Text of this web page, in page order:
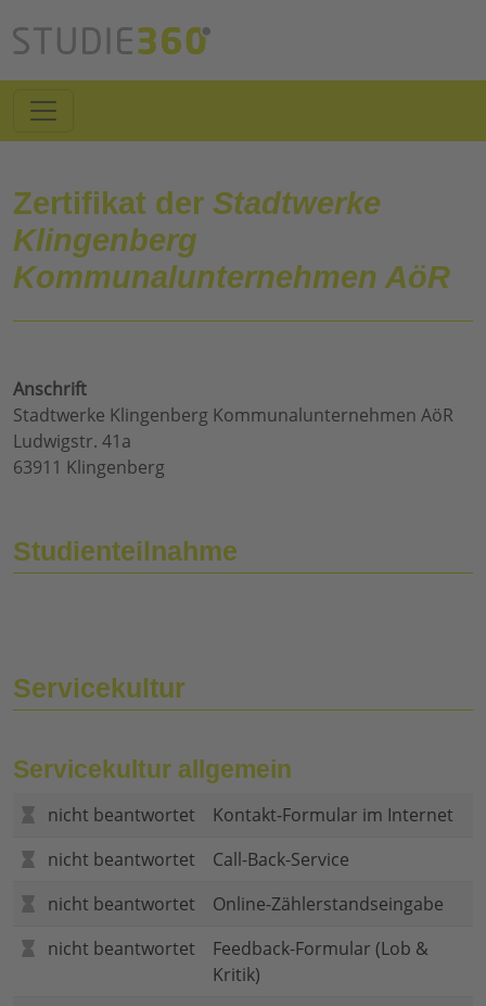
Zertifikat der Stadtwerke
Klingenberg
Kommunalunternehmen AöR
Anschrift
Stadtwerke Klingenberg Kommunalunternehmen AöR
Ludwigstr. 41a
63911 Klingenberg
Studienteilnahme
Servicekultur
Servicekultur allgemein
nicht beantwortet
Kontakt-Formular im Internet
nicht beantwortet
Call-Back-Service
nicht beantwortet
Online-Zählerstandseingabe
nicht beantwortet
Feedback-Formular (Lob &
Kritik)